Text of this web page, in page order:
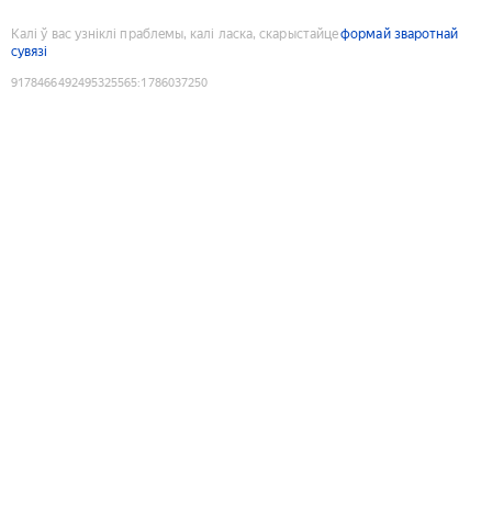
Калі ў вас узніклі праблемы, калі ласка, скарыстайцеформай зваротнай
сувязі
9178466492495325565:1786037250